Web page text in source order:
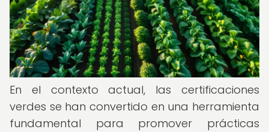
En el contexto actual, las certificaciones
verdes se han convertido en una herramienta
fundamental para promover prácticas